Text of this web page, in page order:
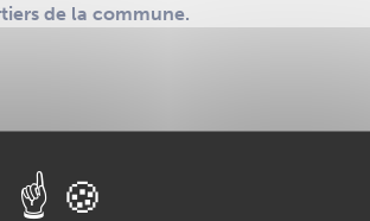
de la commune.